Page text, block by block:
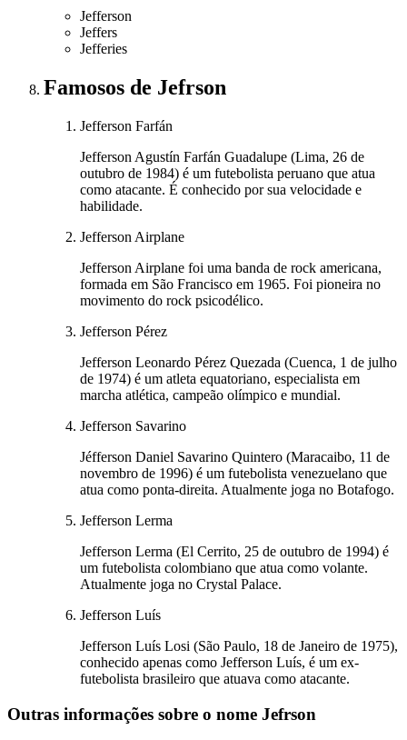
Jefferson
Jeffers
Jefferies
Famosos de Jefrson
Jefferson Farfán
Jefferson Agustín Farfán Guadalupe (Lima, 26 de
outubro de 1984) é um futebolista peruano que atua
como atacante. É conhecido por sua velocidade e
habilidade.
Jefferson Airplane
Jefferson Airplane foi uma banda de rock americana,
formada em São Francisco em 1965. Foi pioneira no
movimento do rock psicodélico.
Jefferson Pérez
Jefferson Leonardo Pérez Quezada (Cuenca, 1 de julho
de 1974) é um atleta equatoriano, especialista em
marcha atlética, campeão olímpico e mundial.
Jefferson Savarino
Jéfferson Daniel Savarino Quintero (Maracaibo, 11 de
novembro de 1996) é um futebolista venezuelano que
atua como ponta-direita. Atualmente joga no Botafogo.
Jefferson Lerma
Jefferson Lerma (El Cerrito, 25 de outubro de 1994) é
um futebolista colombiano que atua como volante.
Atualmente joga no Crystal Palace.
Jefferson Luís
Jefferson Luís Losi (São Paulo, 18 de Janeiro de 1975),
conhecido apenas como Jefferson Luís, é um ex-
futebolista brasileiro que atuava como atacante.
Outras informações sobre o nome Jefrson